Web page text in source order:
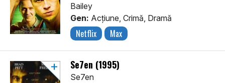
Bailey
Gen: Acţiune, Crimă, Dramă
Netflix Max
Se7en (1995)
Se7en